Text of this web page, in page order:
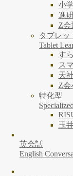
小
進
Z会
タブレッ
Tablet
す
ス
天
Z会
特化型
玉
英会話
English